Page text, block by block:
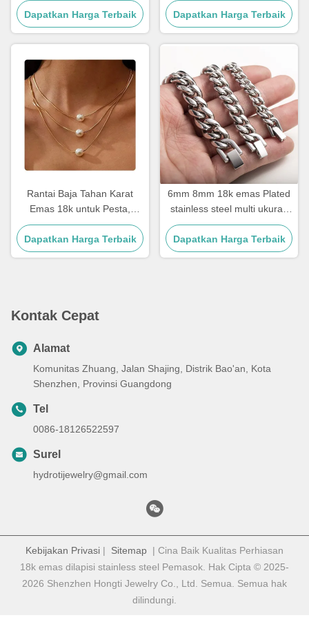
Rantai
Dapatkan Harga Terbaik
20 Inch
Dapatkan Harga Terbaik
Rantai Baja Tahan Karat
Emas 18k untuk Pesta,
Dilapisi Emas, Kalung Tiga
Lapis dengan Liontin
Mutiara, 17.72 Inci
Dapatkan Harga Terbaik
6mm 8mm 18k emas Plated
stainless steel multi ukuran
rantai perak Kuba Link rantai
Dapatkan Harga Terbaik
Kontak Cepat
Alamat
Komunitas Zhuang, Jalan Shajing, Distrik Bao'an, Kota
Shenzhen, Provinsi Guangdong
Tel
0086-18126522597
Surel
hydrotijewelry@gmail.com
Kebijakan Privasi | Sitemap | Cina Baik Kualitas Perhiasan
18k emas dilapisi stainless steel Pemasok. Hak Cipta © 2025-
2026 Shenzhen Hongti Jewelry Co., Ltd. Semua. Semua hak
dilindungi.